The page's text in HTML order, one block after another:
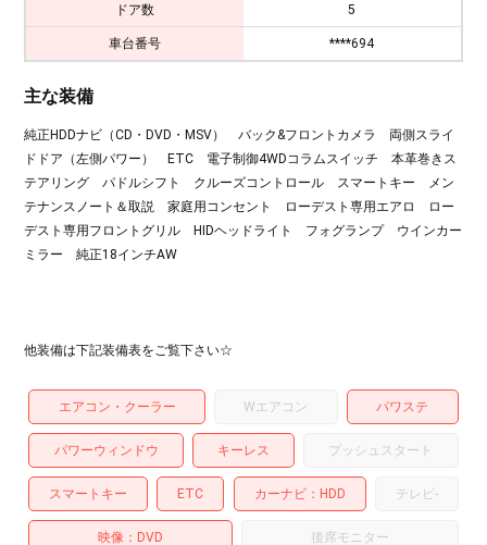
ドア数 5
車台番号 ****694
主な装備
純正HDDナビ（CD・DVD・MSV） バック&フロントカメラ 両側スライ
ドドア（左側パワー） ETC 電子制御4WDコラムスイッチ 本革巻きス
テアリング パドルシフト クルーズコントロール スマートキー メン
テナンスノート＆取説 家庭用コンセント ローデスト専用エアロ ロー
デスト専用フロントグリル HIDヘッドライト フォグランプ ウインカー
ミラー 純正18インチAW
他装備は下記装備表をご覧下さい☆
エアコン・クーラー Wエアコン パワステ
パワーウィンドウ キーレス プッシュスタート
スマートキー ETC カーナビ HDD テレビ-
映像 DVD 後席モニター